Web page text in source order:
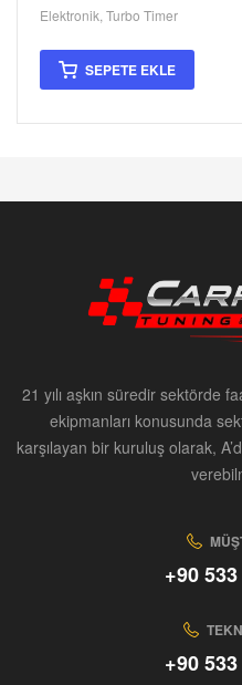
Elektronik Turbo Timer
SEPETE EKLE
21 yılı aşkın süredir sektörde
ekipmanları konusunda
karşılayan bir kuruluş olarak,
+90
+90